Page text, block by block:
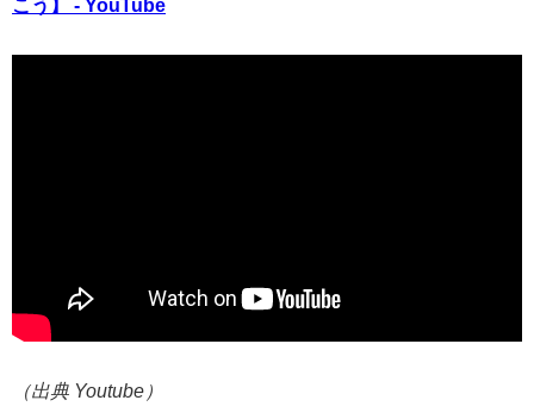
こう】 - YouTube
（出典 Youtube）